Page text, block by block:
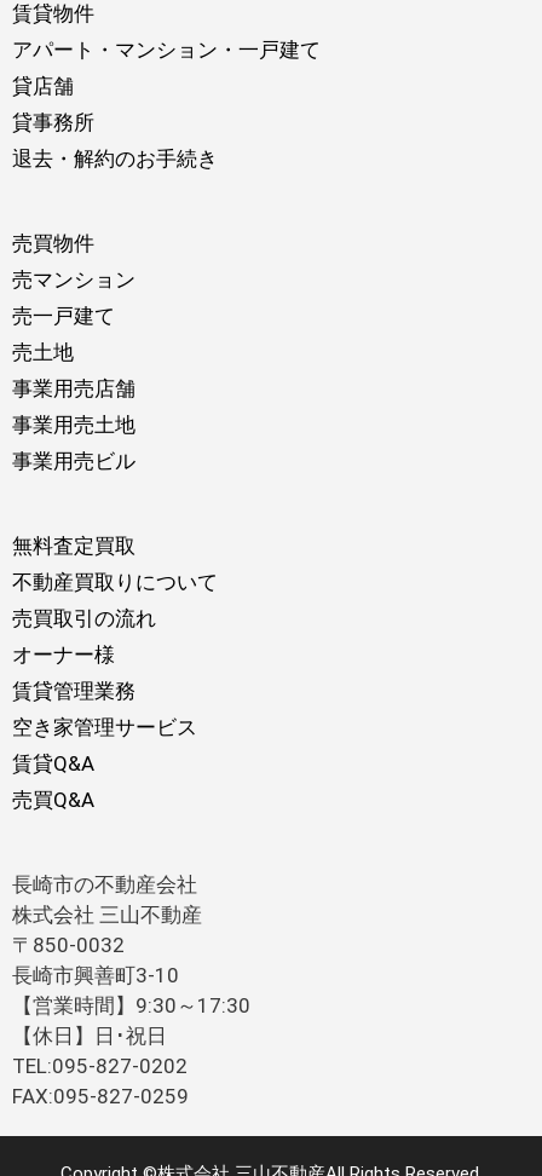
賃貸物件
アパート・マンション・一戸建て
貸店舗
貸事務所
退去・解約のお手続き
売買物件
売マンション
売一戸建て
売土地
事業用売店舗
事業用売土地
事業用売ビル
無料査定買取
不動産買取りについて
売買取引の流れ
オーナー様
賃貸管理業務
空き家管理サービス
賃貸Q&A
売買Q&A
長崎市の不動産会社
株式会社 三山不動産
〒850-0032
長崎市興善町3-10
【営業時間】9:30～17:30
【休日】日･祝日
TEL:095-827-0202
FAX:095-827-0259